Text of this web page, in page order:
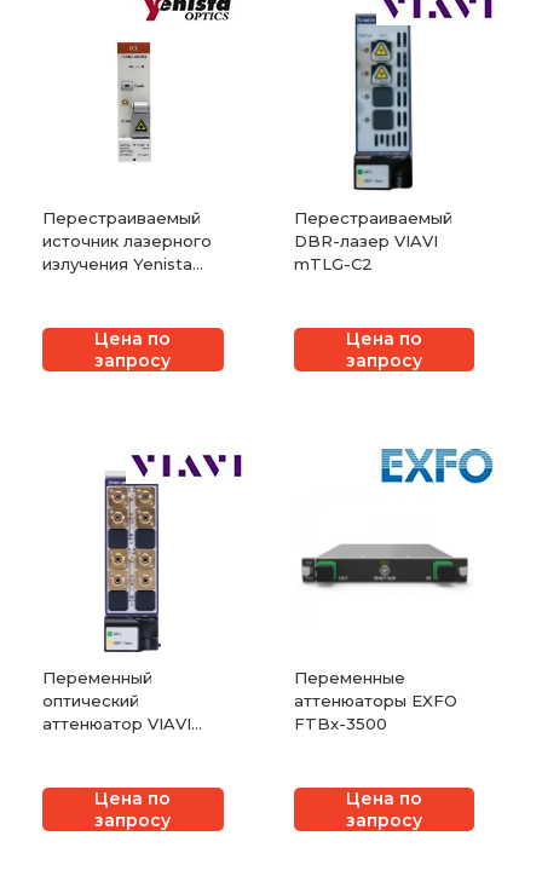
Перестраиваемый
источник лазерного
излучения Yenista
Цена по
запросу
Перестраиваемый
DBR-лазер VIAVI
mTLG-C2
Цена по
запросу
Переменный
оптический
аттенюатор VIAVI
Цена по
запросу
Переменные
аттенюаторы EXFO
FTBx-3500
Цена по
запросу